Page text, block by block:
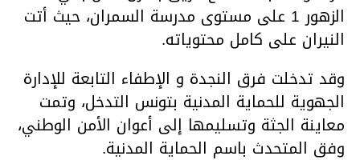
الزهور 1 على مستوى مدرسة السمران، حيث أتت
النيران على كامل محتوياته.
وقد تدخلت فرق النجدة و الإطفاء التابعة للإدارة
الجهوية للحماية المدنية بتونس التدخل، وتمت
معاينة الجثة وتسليمها إلى أعوان الأمن الوطني،
وفق المتحدث باسم الحماية المدنية.